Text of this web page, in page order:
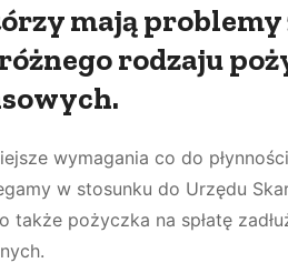
mają
rodzaju
wymagania co do
w stosunku do Urzędu
pożyczka na spłatę